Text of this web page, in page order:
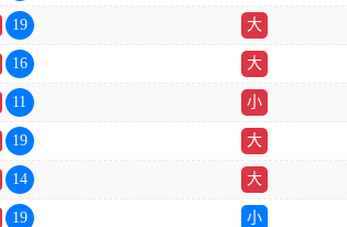
19 大
16 大
11 小
19 大
14 大
19 小